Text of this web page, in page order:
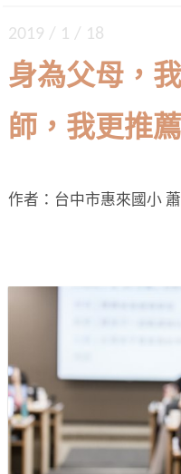
2019 / 1 / 18
身為父母，
師，我更推薦
作者：台中市惠來國小